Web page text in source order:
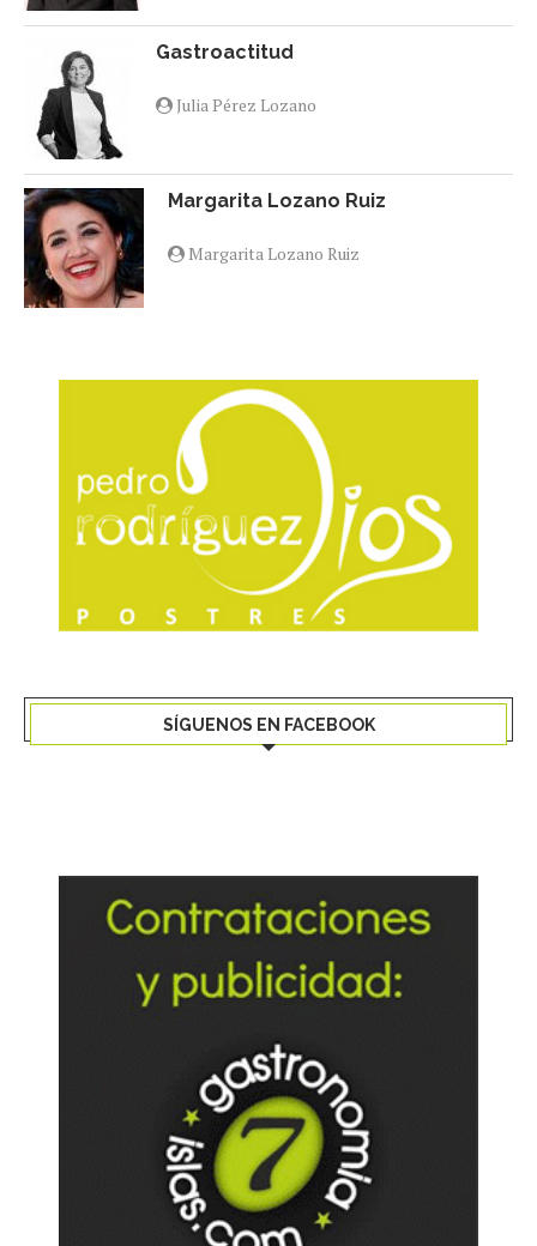
Gastroactitud
Julia Pérez Lozano
Margarita Lozano Ruiz
Margarita Lozano Ruiz
SÍGUENOS EN FACEBOOK